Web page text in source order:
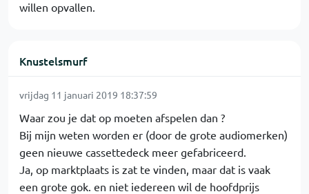
willen opvallen.
Knustelsmurf
vrijdag 11 januari 2019 18:37:59
Waar zou je dat op moeten afspelen dan ?
Bij mijn weten worden er (door de grote audiomerken)
geen nieuwe cassettedeck meer gefabriceerd.
Ja, op marktplaats is zat te vinden, maar dat is vaak
een grote gok. en niet iedereen wil de hoofdprijs